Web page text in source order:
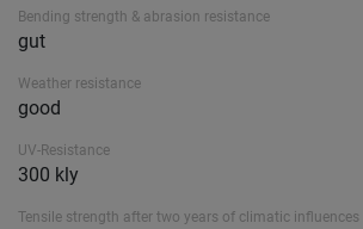
Bending strength & abrasion resistance
gut
Weather resistance
good
UV-Resistance
300 kly
Tensile strength after two years of climatic influences